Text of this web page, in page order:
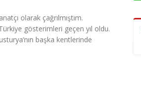
olarak çağrılmıştım.
gösterimleri geçen yıl oldu.
başka kentlerinde